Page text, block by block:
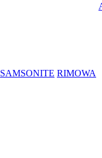
SAMSONITE RIMOWA